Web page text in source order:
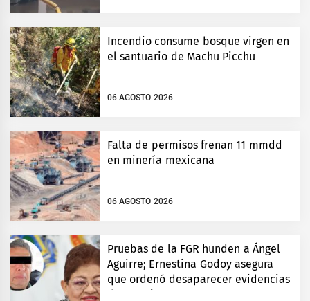
Incendio consume bosque virgen en
el santuario de Machu Picchu
06 AGOSTO 2026
Falta de permisos frenan 11 mmdd
en minería mexicana
06 AGOSTO 2026
Pruebas de la FGR hunden a Ángel
Aguirre; Ernestina Godoy asegura
que ordenó desaparecer evidencias
de Ayotzinapa